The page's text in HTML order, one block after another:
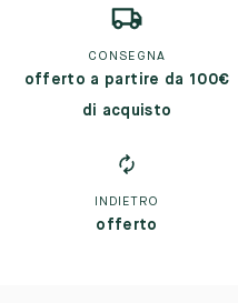
CONSEGNA
offerto a partire da 100€
di acquisto
INDIETRO
offerto